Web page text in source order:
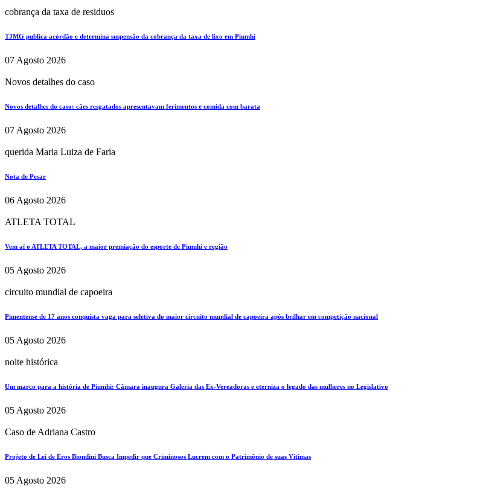
cobrança da taxa de residuos
TJMG publica acórdão e determina suspensão da cobrança da taxa de lixo em Piumhi
07 Agosto 2026
Novos detalhes do caso
Novos detalhes do caso: cães resgatados apresentavam ferimentos e comida com barata
07 Agosto 2026
querida Maria Luiza de Faria
Nota de Pesar
06 Agosto 2026
ATLETA TOTAL
Vem aí o ATLETA TOTAL, a maior premiação do esporte de Piumhi e região
05 Agosto 2026
circuito mundial de capoeira
Pimentense de 17 anos conquista vaga para seletiva do maior circuito mundial de capoeira após brilhar em competição nacional
05 Agosto 2026
noite histórica
Um marco para a história de Piumhi: Câmara inaugura Galeria das Ex-Vereadoras e eterniza o legado das mulheres no Legislativo
05 Agosto 2026
Caso de Adriana Castro
Projeto de Lei de Eros Biondini Busca Impedir que Criminosos Lucrem com o Patrimônio de suas Vítimas
05 Agosto 2026